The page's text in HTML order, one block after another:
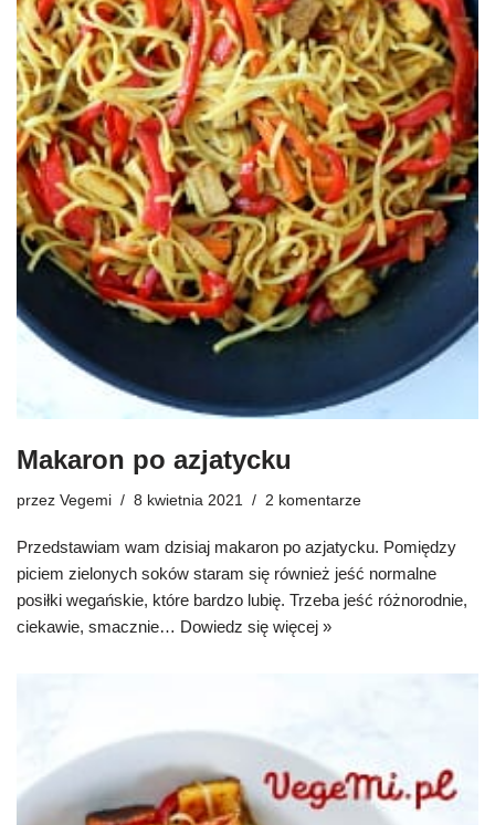
Makaron po azjatycku
przez Vegemi 8 kwietnia 2021 2 komentarze
Przedstawiam wam dzisiaj makaron po azjatycku. Pomiędzy
piciem zielonych soków staram się również jeść normalne
posiłki wegańskie, które bardzo lubię. Trzeba jeść różnorodnie,
ciekawie, smacznie… Dowiedz się więcej »